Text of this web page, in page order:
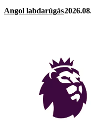
Angol labdarúgás